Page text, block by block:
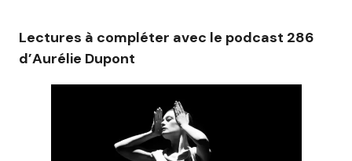
Lectures à compléter avec le podcast 286
d’Aurélie Dupont